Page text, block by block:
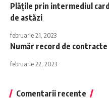
Plățile prin intermediul
de astăzi
februarie 21, 2023
Număr record de contracte
februarie 22, 2023
Comentarii recente